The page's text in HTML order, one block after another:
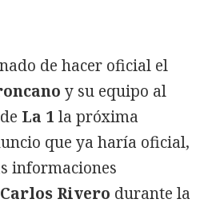
de hacer oficial el
y su equipo al
de La 1 la próxima
que ya haría oficial,
informaciones
Rivero durante la